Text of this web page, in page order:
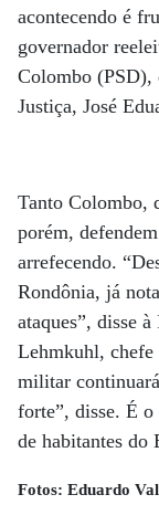
acontecendo é
governador
Colombo (PSD),
Justiça, José
Tanto Colombo,
porém,
arrefecendo.
Rondônia, já
ataques”, disse
Lehmkuhl, chefe
militar
forte”, disse. É o
de habitantes do
Fotos: Eduardo